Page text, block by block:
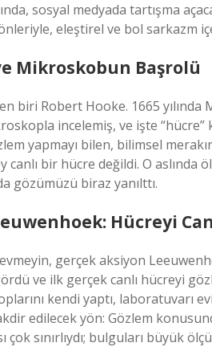
sosyal medyada tartışma
eleştirel ve bol sarkazm
Mikroskobun Başrolü
biri Robert Hooke. 1665 yılında
incelemiş, ve işte
yapmayı bilen, bilimsel
canlı bir hücre değildi. O
gözümüzü biraz yanılttı.
Hücreyi
gerçek aksiyon
ve ilk gerçek canlı hücreyi
kendi yaptı, laboratuvarı
edilecek yön: Gözlem
çok sınırlıydı; bulguları büyük